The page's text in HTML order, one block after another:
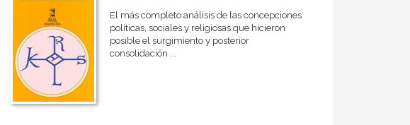
El más completo análisis de las concepciones
políticas, sociales y religiosas que hicieron
posible el surgimiento y posterior
consolidación ...